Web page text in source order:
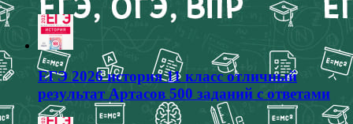
ЕГЭ 2026 история 11 класс отличный
результат Артасов 500 заданий с ответами